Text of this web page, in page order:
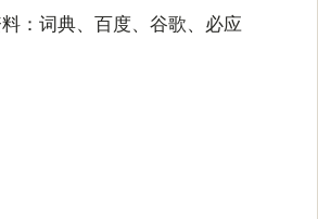
：词典、百度、谷歌、必应